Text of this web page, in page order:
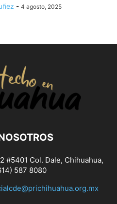
- 4 agosto, 2025
#5401 Col. Dale, Chihuahua,
587 8080